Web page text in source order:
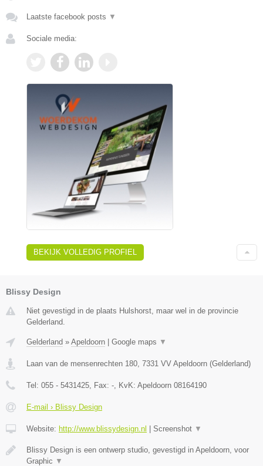
Laatste facebook posts ▼
Sociale media:
BEKIJK VOLLEDIG PROFIEL
Blissy Design
Niet gevestigd in de plaats Hulshorst, maar wel in de provincie
Gelderland.
Gelderland » Apeldoorn Google maps ▼
Laan van de mensenrechten 180 7331 VV Apeldoorn (Gelderland)
Tel: 055 - 5431425 , Fax: - , KvK: Apeldoorn 08164190
E-mail › Blissy Design
Website: http://www.blissydesign.nl Screenshot ▼
Blissy Design is een ontwerp studio, gevestigd in Apeldoorn, voor
Graphic ▼